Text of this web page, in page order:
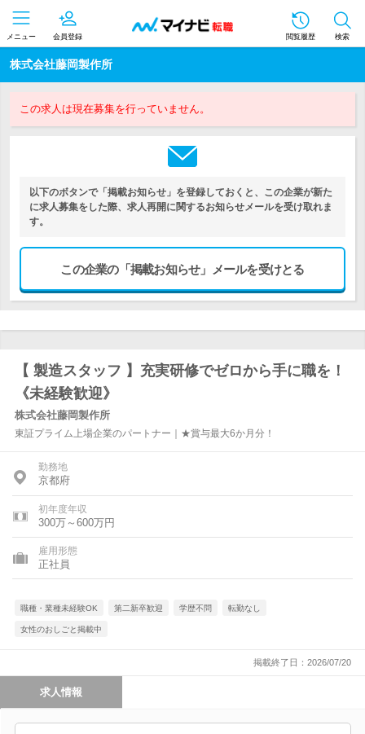
メニュー 会員登録 閲覧履歴 検索
株式会社藤岡製作所
この求人は現在募集を行っていません。
以下のボタンで「掲載お知らせ」を登録しておくと、この企業が新た
に求人募集をした際、求人再開に関するお知らせメールを受け取れま
す。
この企業の「掲載お知らせ」メールを受けとる
【 製造スタッフ 】充実研修でゼロから手に職を！
《未経験歓迎》
株式会社藤岡製作所
東証プライム上場企業のパートナー｜★賞与最大6か月分！
勤務地
京都府
初年度年収
300万～600万円
雇用形態
正社員
職種・業種未経験OK 第二新卒歓迎 学歴不問 転勤なし
女性のおしごと掲載中
掲載終了日：2026/07/20
求人情報